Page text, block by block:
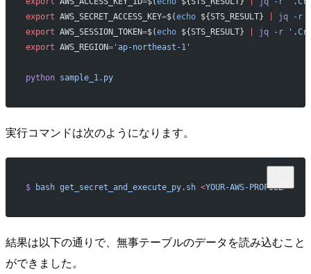
export AWS_SECRET_ACCESS_KEY=$(echo ${STS_RESULT} jq -r
export AWS_SESSION_TOKEN=$(echo ${STS_RESULT} jq -r
export AWS_REGION='ap-northeast-1'
python sample_1.py
実行コマンドは次のようになります。
$ bash get_secret_and_execute_py.sh <YOUR-AWS-PROFILE>
結果は以下の通りで、無事テーブルのデータを読み込むこと
ができました。